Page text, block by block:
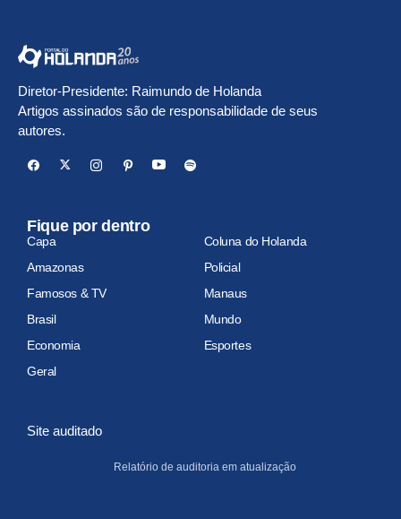
Diretor-Presidente: Raimundo de Holanda
Artigos assinados são de responsabilidade de seus
autores.
Fique por dentro
Capa
Coluna do Holanda
Amazonas
Policial
Famosos & TV
Manaus
Brasil
Mundo
Economia
Esportes
Geral
Site auditado
Relatório de auditoria em atualização